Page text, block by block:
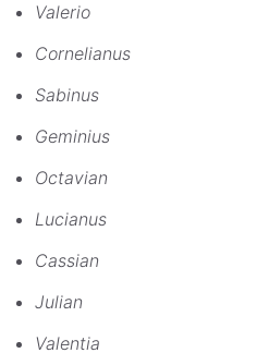
Valerio
Cornelianus
Sabinus
Geminius
Octavian
Lucianus
Cassian
Julian
Valentia